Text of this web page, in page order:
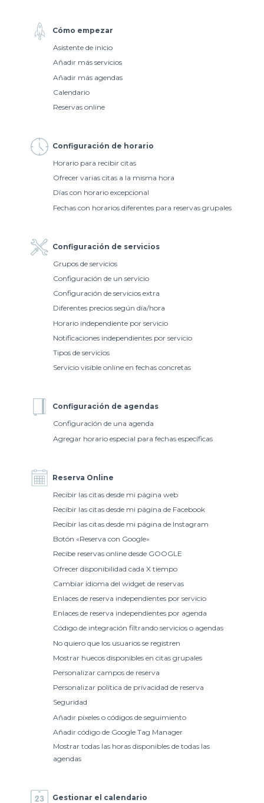
Cómo empezar
Asistente de inicio
Añadir más servicios
Añadir más agendas
Calendario
Reservas online
Configuración de horario
Horario para recibir citas
Ofrecer varias citas a la misma hora
Días con horario excepcional
Fechas con horarios diferentes para reservas grupales
Configuración de servicios
Grupos de servicios
Configuración de un servicio
Configuración de servicios extra
Diferentes precios según día/hora
Horario independiente por servicio
Notificaciones independientes por servicio
Tipos de servicios
Servicio visible online en fechas concretas
Configuración de agendas
Configuración de una agenda
Agregar horario especial para fechas específicas
Reserva Online
Recibir las citas desde mi página web
Recibir las citas desde mi página de Facebook
Recibir las citas desde mi página de Instagram
Botón «Reserva con Google»
Recibe reservas online desde GOOGLE
Ofrecer disponibilidad cada X tiempo
Cambiar idioma del widget de reservas
Enlaces de reserva independientes por servicio
Enlaces de reserva independientes por agenda
Código de integración filtrando servicios o agendas
No quiero que los usuarios se registren
Mostrar huecos disponibles en citas grupales
Personalizar campos de reserva
Personalizar política de privacidad de reserva
Seguridad
Añadir píxeles o códigos de seguimiento
Añadir código de Google Tag Manager
Mostrar todas las horas disponibles de todas las
agendas
Gestionar el calendario